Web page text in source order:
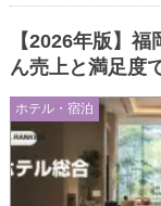
ホテル・宿泊
【2026年版】
ん売上と満足度